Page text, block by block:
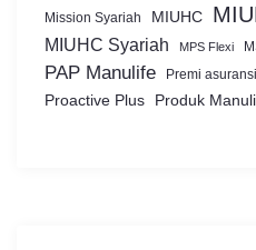
Mission Syariah MIUHC
MIUHC Syariah MPS Flexi
PAP Manulife Premi
Proactive Plus Produk